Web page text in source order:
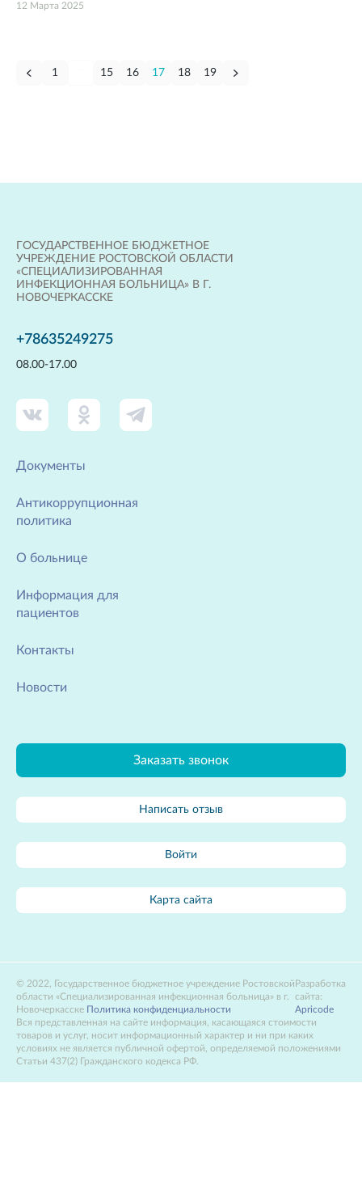
вируса гепатита C заключается в его способностях к
12 Марта 2025
1 15 16 17 18 19
ГОСУДАРСТВЕННОЕ БЮДЖЕТНОЕ
УЧРЕЖДЕНИЕ РОСТОВСКОЙ ОБЛАСТИ
«СПЕЦИАЛИЗИРОВАННАЯ
ИНФЕКЦИОННАЯ БОЛЬНИЦА» В Г.
НОВОЧЕРКАССКЕ
+78635249275
08.00-17.00
Документы
Антикоррупционная
политика
О больнице
Информация для
пациентов
Контакты
Новости
Заказать звонок
Написать отзыв
Войти
Карта сайта
2022, Государственное бюджетное учреждение Ростовской
области «Специализированная инфекционная больница» в г.
Новочеркасске Политика конфиденциальности
Разработка
сайта:
Apricode
Вся представленная на сайте информация, касающаяся стоимости
товаров и услуг, носит информационный характер и ни при каких
условиях не является публичной офертой, определяемой положениями
Статьи 437(2) Гражданского кодекса РФ.